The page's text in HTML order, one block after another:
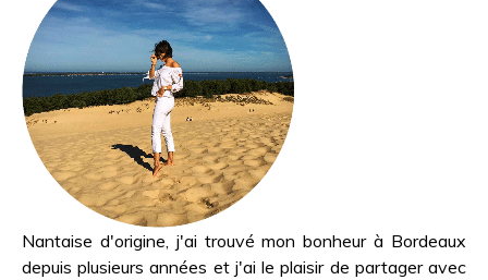
Nantaise d'origine, j'ai trouvé mon bonheur à Bordeaux
depuis plusieurs années et j'ai le plaisir de partager avec